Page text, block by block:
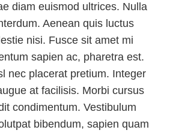
diam euismod ultrices. Nulla
Aenean quis luctus
nisi. Fusce sit amet mi
sapien ac, pharetra est.
nec placerat pretium. Integer
at facilisis. Morbi cursus
condimentum. Vestibulum
bibendum, sapien quam